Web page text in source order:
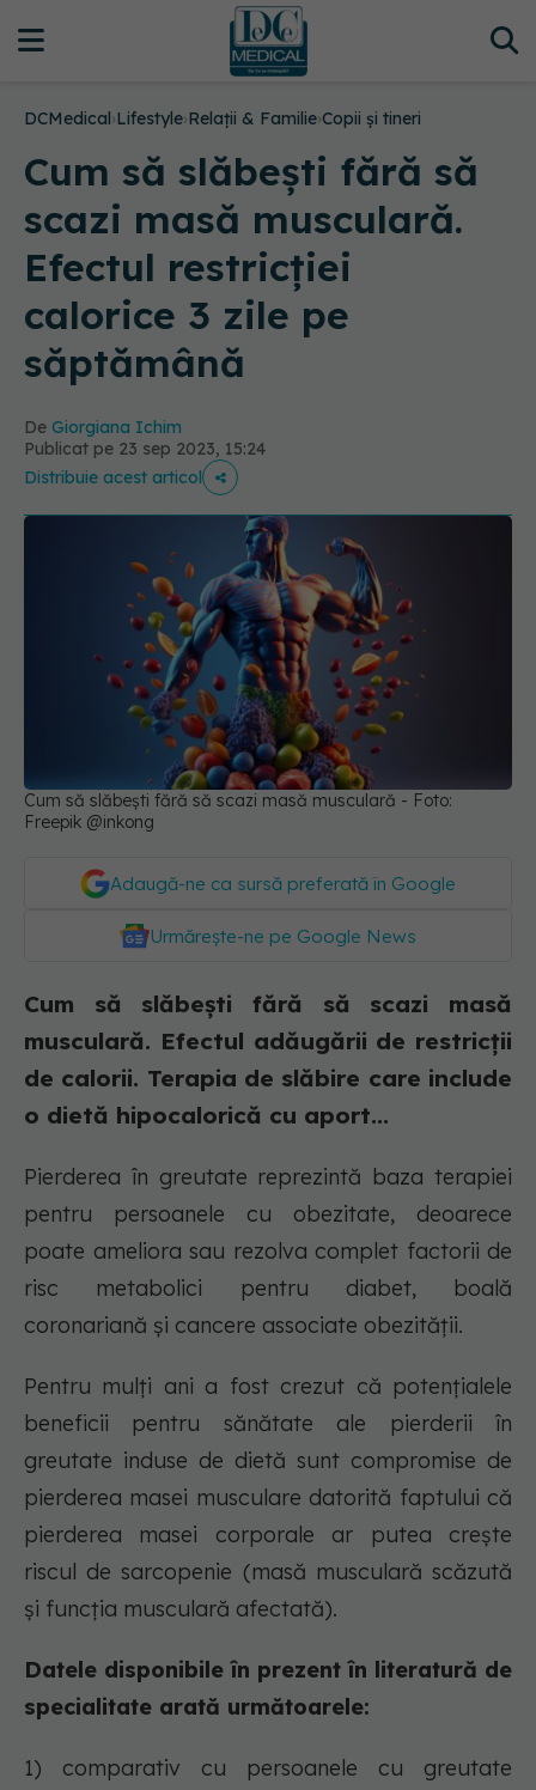
DCMedical›Lifestyle›Relații & Familie›Copii și tineri
Cum să slăbești fără să
scazi masă musculară.
Efectul restricției
calorice 3 zile pe
săptămână
De Giorgiana Ichim
Publicat pe 23 sep 2023, 15:24
Distribuie acest articol
Cum să slăbești fără să scazi masă musculară - Foto:
Freepik @inkong
Adaugă-ne ca sursă preferată în Google
Urmărește-ne pe Google News
Cum să slăbești fără să scazi masă
musculară. Efectul adăugării de restricții
de calorii. Terapia de slăbire care include
o dietă hipocalorică cu aport...
Pierderea în greutate reprezintă baza terapiei
pentru persoanele cu obezitate, deoarece
poate ameliora sau rezolva complet factorii de
risc metabolici pentru diabet, boală
coronariană și cancere associate obezității.
Pentru mulți ani a fost crezut că potențialele
beneficii pentru sănătate ale pierderii în
greutate induse de dietă sunt compromise de
pierderea masei musculare datorită faptului că
pierderea masei corporale ar putea crește
riscul de sarcopenie (masă musculară scăzută
și funcția musculară afectată).
Datele disponibile în prezent în literatură de
specialitate arată următoarele:
1) comparativ cu persoanele cu greutate